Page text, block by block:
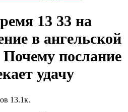
13 33 на
в ангельской
послание
удачу
13.1к.